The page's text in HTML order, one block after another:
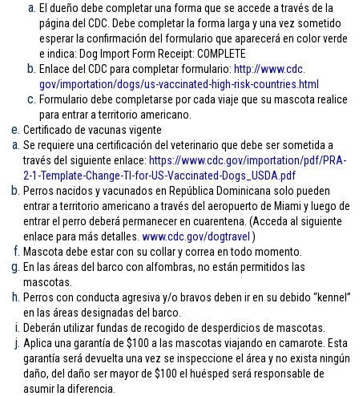
El dueño debe completar una forma que se accede a través de la
página del CDC. Debe completar la forma larga y una vez sometido
esperar la confirmación del formulario que aparecerá en color verde
e indica: Dog Import Form Receipt: COMPLETE
Enlace del CDC para completar formulario: http://www.cdc.
gov/importation/dogs/us-vaccinated-high-risk-countries.html
Formulario debe completarse por cada viaje que su mascota realice
para entrar a territorio americano.
Certificado de vacunas vigente
Se requiere una certificación del veterinario que debe ser sometida a
través del siguiente enlace: https://www.cdc.gov/importation/pdf/PRA-
2-1-Template-Change-TI-for-US-Vaccinated-Dogs_USDA.pdf
Perros nacidos y vacunados en República Dominicana solo pueden
entrar a territorio americano a través del aeropuerto de Miami y luego de
entrar el perro deberá permanecer en cuarentena. (Acceda al siguiente
enlace para más detalles. www.cdc.gov/dogtravel )
Mascota debe estar con su collar y correa en todo momento.
En las áreas del barco con alfombras, no están permitidos las
mascotas.
Perros con conducta agresiva y/o bravos deben ir en su debido “kennel”
en las áreas designadas del barco.
Deberán utilizar fundas de recogido de desperdicios de mascotas.
Aplica una garantía de $100 a las mascotas viajando en camarote. Esta
garantía será devuelta una vez se inspeccione el área y no exista ningún
daño, del daño ser mayor de $100 el huésped será responsable de
asumir la diferencia.